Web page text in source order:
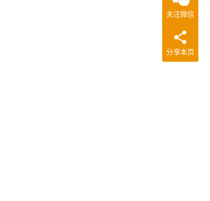
关注微信
分享本页